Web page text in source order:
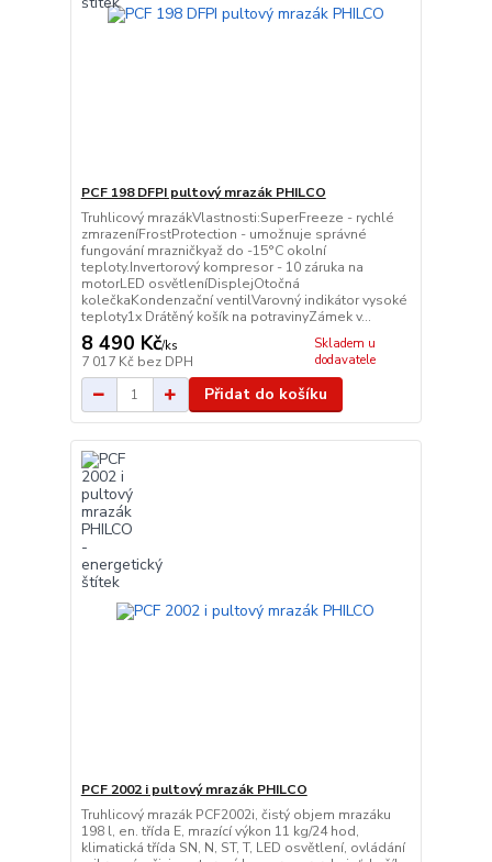
PCF 198 DFPI pultový mrazák PHILCO
Truhlicový mrazákVlastnosti:SuperFreeze - rychlé
zmrazeníFrostProtection - umožnuje správné
fungování mrazničkyaž do -15°C okolní
teploty.Invertorový kompresor - 10 záruka na
motorLED osvětleníDisplejOtočná
kolečkaKondenzační ventilVarovný indikátor vysoké
teploty1x Drátěný košík na potravinyZámek v...
8 490 Kč/ks
7 017 Kč bez DPH
Skladem u
dodavatele
Přidat do košíku
PCF 2002 i pultový mrazák PHILCO
Truhlicový mrazák PCF2002i, čistý objem mrazáku
198 l, en. třída E, mrazící výkon 11 kg/24 hod,
klimatická třída SN, N, ST, T, LED osvětlení, ovládání